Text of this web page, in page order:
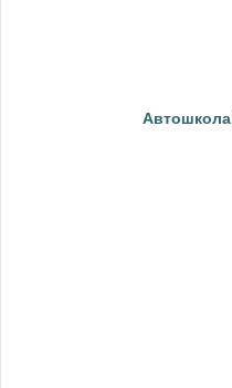
Автошкола